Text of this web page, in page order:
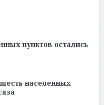
пунктов остались
населенных